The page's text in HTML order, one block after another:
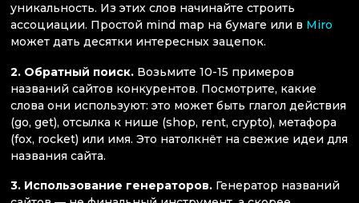
уникальность. Из этих слов начинайте строить
ассоциации. Простой mind map на бумаге или в Miro
может дать десятки интересных зацепок.
2. Обратный поиск. Возьмите 10-15 примеров
названий сайтов конкурентов. Посмотрите, какие
слова они используют: это может быть глагол действия
(go, get), отсылка к нише (shop, rent, crypto), метафора
(fox, rocket) или имя. Это натолкнёт на свежие идеи для
названия сайта.
3. Использование генераторов. Генератор названий